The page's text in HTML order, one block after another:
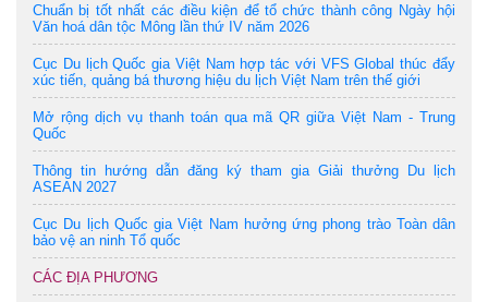
Chuẩn bị tốt nhất các điều kiện để tổ chức thành công Ngày hội
Văn hoá dân tộc Mông lần thứ IV năm 2026
Cục Du lịch Quốc gia Việt Nam hợp tác với VFS Global thúc đẩy
xúc tiến, quảng bá thương hiệu du lịch Việt Nam trên thế giới
Mở rộng dịch vụ thanh toán qua mã QR giữa Việt Nam - Trung
Quốc
Thông tin hướng dẫn đăng ký tham gia Giải thưởng Du lịch
ASEAN 2027
Cục Du lịch Quốc gia Việt Nam hưởng ứng phong trào Toàn dân
bảo vệ an ninh Tổ quốc
CÁC ĐỊA PHƯƠNG